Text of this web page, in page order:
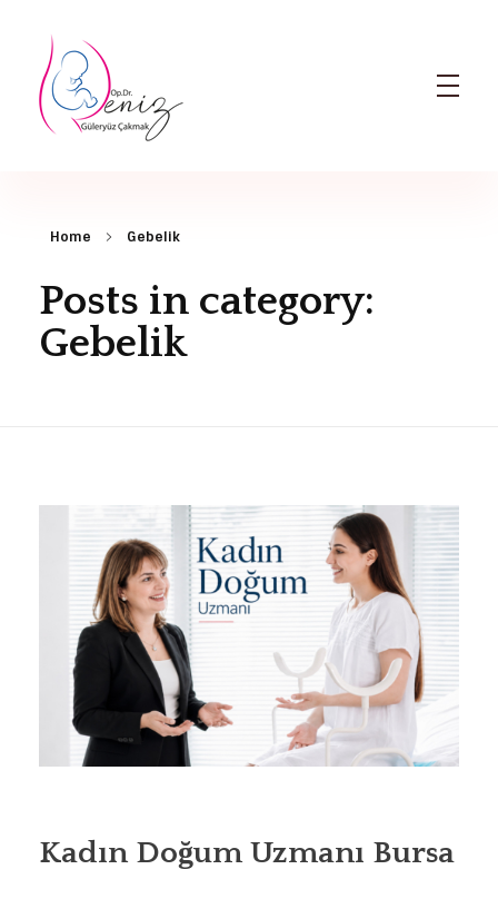
Home Gebelik
Posts in category:
Gebelik
Kadın Doğum Uzmanı Bursa